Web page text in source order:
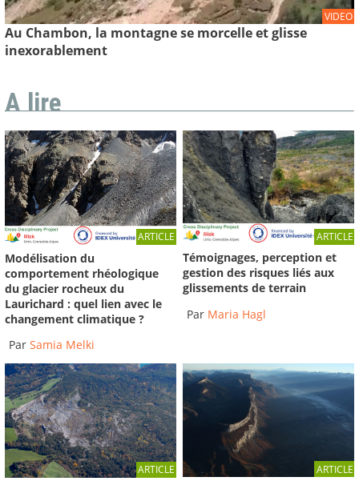
VIDEO
Au Chambon, la montagne se morcelle et glisse
inexorablement
A lire
ARTICLE
Modélisation du
comportement rhéologique
du glacier rocheux du
Laurichard : quel lien avec le
changement climatique ?
Par Samia Melki
ARTICLE
Témoignages, perception et
gestion des risques liés aux
glissements de terrain
Par Maria Hagl
ARTICLE ARTICLE